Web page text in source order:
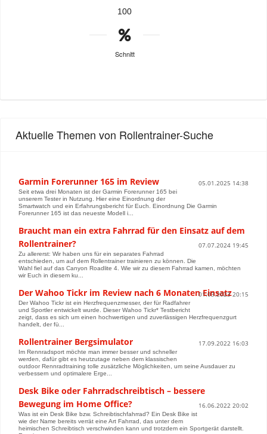
100
Schnitt
Aktuelle Themen von Rollentrainer-Suche
Garmin Forerunner 165 im Review 05.01.2025 14:38
Seit etwa drei Monaten ist der Garmin Forerunner 165 bei
unserem Tester in Nutzung. Hier eine Einordnung der
Smartwatch und ein Erfahrungsbericht für Euch. Einordnung Die Garmin
Forerunner 165 ist das neueste Modell i...
Braucht man ein extra Fahrrad für den Einsatz auf dem
Rollentrainer?
07.07.2024 19:45
Zu allererst: Wir haben uns für ein separates Fahrrad
entschieden, um auf dem Rollentrainer trainieren zu können. Die
Wahl fiel auf das Canyon Roadlite 4. Wie wir zu diesem Fahrrad kamen, möchten
wir Euch in diesem ku...
Der Wahoo Tickr im Review nach 6 Monaten Einsatz
01.03.2023 20:15
Der Wahoo Tickr ist ein Herzfrequenzmesser, der für Radfahrer
und Sportler entwickelt wurde. Dieser Wahoo Tickr* Testbericht
zeigt, dass es sich um einen hochwertigen und zuverlässigen Herzfrequenzgurt
handelt, der fü...
Rollentrainer Bergsimulator 17.09.2022 16:03
Im Rennradsport möchte man immer besser und schneller
werden, dafür gibt es heutzutage neben dem klassischen
outdoor Rennradtraining tolle zusätzliche Möglichkeiten, um seine Ausdauer zu
verbessern und optimalere Erge...
Desk Bike oder Fahrradschreibtisch – bessere
Bewegung im Home Office?
16.06.2022 20:02
Was ist ein Desk Bike bzw. Schreibtischfahrrad? Ein Desk Bike ist
wie der Name bereits verrät eine Art Fahrrad, das unter dem
heimischen Schreibtisch verschwinden kann und trotzdem ein Sportgerät darstellt.